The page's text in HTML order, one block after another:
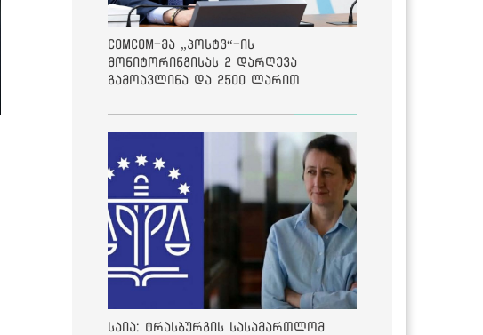
ComCom-მა „პოსტვ“-ის
მონიტორინგისას 2 დარღევა
გამოავლინა და 2500 ლარით
საია: ტრასბურგის სასამართლომ